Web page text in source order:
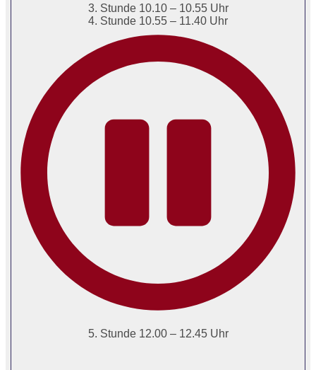
3. Stunde 10.10 – 10.55 Uhr
4. Stunde 10.55 – 11.40 Uhr
5. Stunde 12.00 – 12.45 Uhr